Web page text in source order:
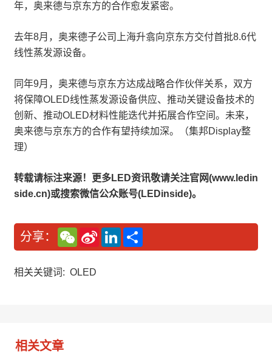
年，奥来德与京东方的合作愈发紧密。
去年8月，奥来德子公司上海升翕向京东方交付首批8.6代
线性蒸发源设备。
同年9月，奥来德与京东方达成战略合作伙伴关系，双方
将保障OLED线性蒸发源设备供应、推动关键设备技术的
创新、推动OLED材料性能迭代并拓展合作空间。未来，
奥来德与京东方的合作有望持续加深。（集邦Display整
理）
转载请标注来源！更多LED资讯敬请关注官网(www.ledin
side.cn)或搜索微信公众账号(LEDinside)。
分享：
W
e
C
a
S
n
L
n
相关关键词: OLED
相关文章